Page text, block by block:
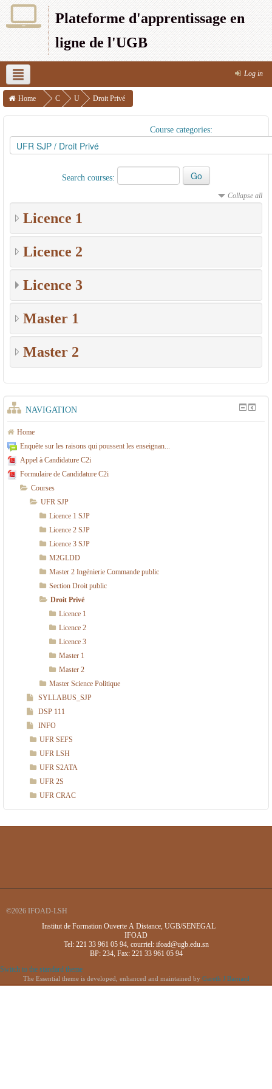
Plateforme d'apprentissage en
ligne de l'UGB
Log in
English (en) UFR SEFS
IPSL
Home
C
o
s
U
F
S
Droit Privé
Course categories:
Search courses:
Collapse all
Licence 1
Licence 2
Licence 3
Master 1
Master 2
NAVIGATION
Home
Enquête sur les raisons qui poussent les enseignan...
Appel à Candidature C2i
Formulaire de Candidature C2i
Courses
UFR SJP
Licence 1 SJP
Licence 2 SJP
Licence 3 SJP
M2GLDD
Master 2 Ingénierie Commande public
Section Droit public
Droit Privé
Licence 1
Licence 2
Licence 3
Master 1
Master 2
Master Science Politique
SYLLABUS_SJP
DSP 111
INFO
UFR SEFS
UFR LSH
UFR S2ATA
UFR 2S
UFR CRAC
©2026 IFOAD-LSH
Institut de Formation Ouverte A Distance, UGB/SENEGAL
IFOAD
Tel: 221 33 961 05 94, courriel: ifoad@ugb.edu.sn
BP: 234, Fax: 221 33 961 05 94
Switch to the standard theme
The Essential theme is developed, enhanced and maintained by Gareth J Barnard